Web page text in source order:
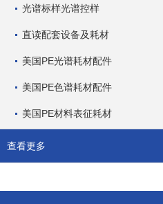
光谱标样光谱控样
直读配套设备及耗材
美国PE光谱耗材配件
美国PE色谱耗材配件
美国PE材料表征耗材
查看更多